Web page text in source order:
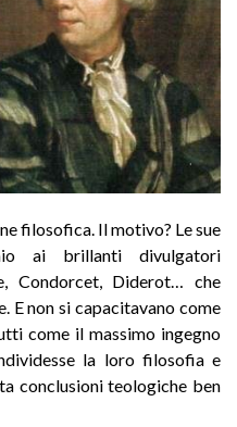
filosofica. Il motivo? Le sue
ai brillanti divulgatori
Condorcet, Diderot… che
E non si capacitavano come
come il massimo ingegno
la loro filosofia e
conclusioni teologiche ben